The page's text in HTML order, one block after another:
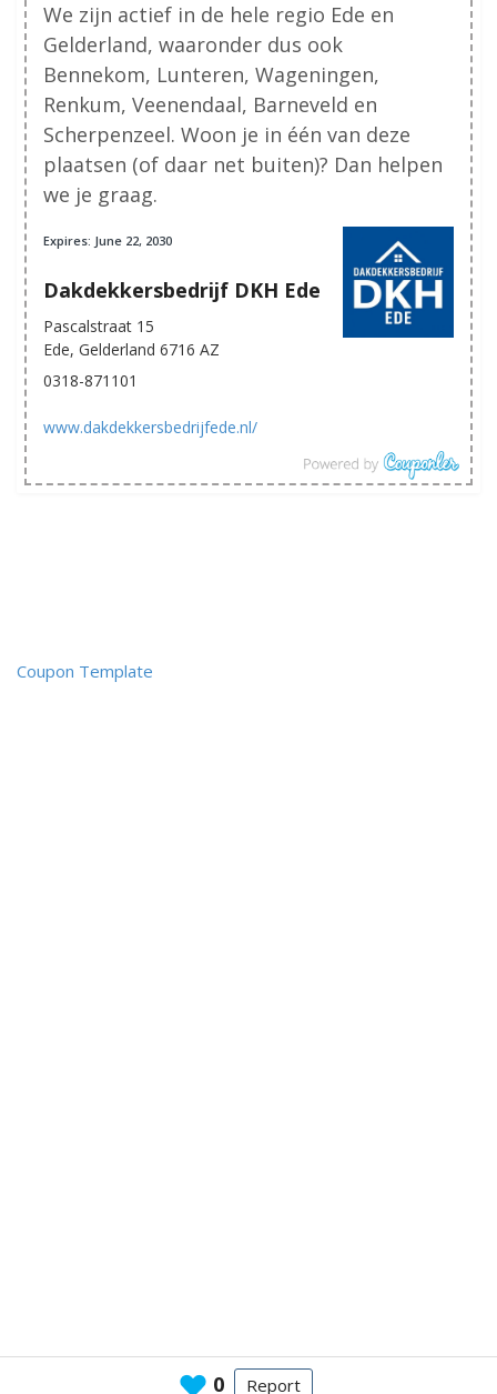
We zijn actief in de hele regio Ede en
Gelderland, waaronder dus ook
Bennekom, Lunteren, Wageningen,
Renkum, Veenendaal, Barneveld en
Scherpenzeel. Woon je in één van deze
plaatsen (of daar net buiten)? Dan helpen
we je graag.
Expires: June 22, 2030
Dakdekkersbedrijf DKH Ede
Pascalstraat 15
Ede, Gelderland 6716 AZ
0318-871101
www.dakdekkersbedrijfede.nl/
Coupon Template
0 Report